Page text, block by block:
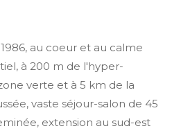
au coeur et au calme
à 200 m de l'hyper-
verte et à 5 km de la
vaste séjour-salon de 45
extension au sud-est